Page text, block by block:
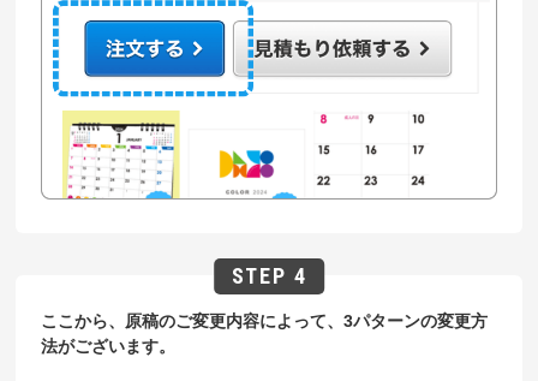
ここから、原稿のご変更内容によって、3パターンの変更方
法がございます。